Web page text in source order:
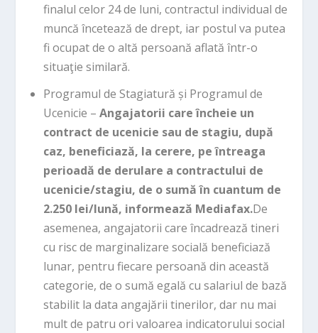
finalul celor 24 de luni, contractul individual de
muncă încetează de drept, iar postul va putea
fi ocupat de o altă persoană aflată într-o
situaţie similară.
Programul de Stagiatură și Programul de
Ucenicie – Angajatorii care încheie un
contract de ucenicie sau de stagiu, după
caz, beneficiază, la cerere, pe întreaga
perioadă de derulare a contractului de
ucenicie/stagiu, de o sumă în cuantum de
2.250 lei/lună, informează Mediafax.De
asemenea, angajatorii care încadrează tineri
cu risc de marginalizare socială beneficiază
lunar, pentru fiecare persoană din această
categorie, de o sumă egală cu salariul de bază
stabilit la data angajării tinerilor, dar nu mai
mult de patru ori valoarea indicatorului social